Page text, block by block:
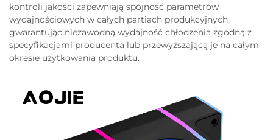
kontroli jakości zapewniają spójność parametrów
wydajnościowych w całych partiach produkcyjnych,
gwarantując niezawodną wydajność chłodzenia zgodną z
specyfikacjami producenta lub przewyższającą je na całym
okresie użytkowania produktu.